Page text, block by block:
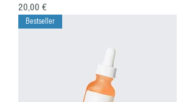
Preis
20,00 €
Bestseller